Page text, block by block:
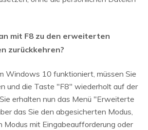
mit F8 zu den erweiterten
zurückkehren?
Windows 10 funktioniert, müssen Sie
und die Taste "F8" wiederholt auf der
erhalten nun das Menü "Erweiterte
das Sie den abgesicherten Modus,
Modus mit Eingabeaufforderung oder